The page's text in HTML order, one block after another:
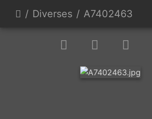
Diverses A7402463